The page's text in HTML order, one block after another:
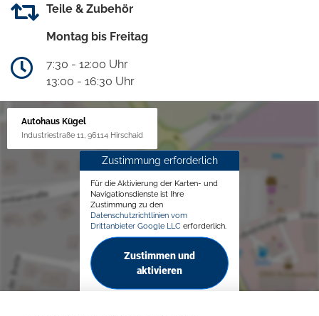
Teile & Zubehör
Montag bis Freitag
7:30 - 12:00 Uhr
13:00 - 16:30 Uhr
Autohaus Kügel
Industriestraße 11, 96114 Hirschaid
Zustimmung erforderlich
Für die Aktivierung der Karten- und
Navigationsdienste ist Ihre
Zustimmung zu den
Datenschutzrichtlinien vom
Drittanbieter Google LLC erforderlich.
Zustimmen und
aktivieren